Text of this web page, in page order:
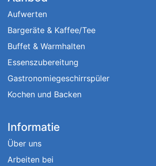
Aufwerten
Bargeräte & Kaffee/Tee
Buffet & Warmhalten
Essenszubereitung
Gastronomiegeschirrspüler
Kochen und Backen
Informatie
Über uns
Arbeiten bei